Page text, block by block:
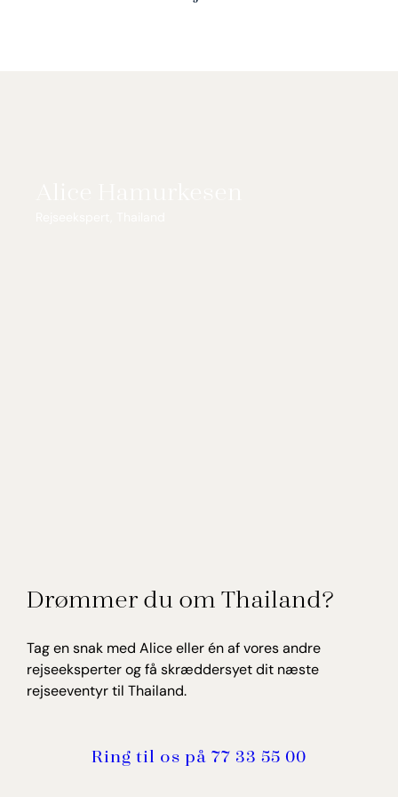
Drømmer du om Thailand?
Tag en snak med Alice eller én af vores andre
rejseeksperter og få skræddersyet dit næste
rejseeventyr til Thailand.
Ring til os på 77 33 55 00